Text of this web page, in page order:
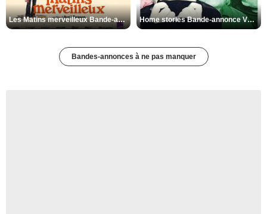
Les Matins merveilleux Bande-annonce VF Home stories Bande-annonce VO STFR
Bandes-annonces à ne pas manquer